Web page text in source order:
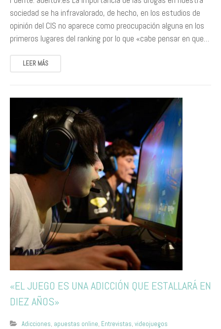
sociedad se ha infravalorado, de hecho, en los estudios de
opinión del CIS no aparece como preocupación alguna en los
primeros lugares del ranking por lo que «cabe pensar en que…
LEER MÁS
«EL JUEGO ES UNA ADICCIÓN QUE ESTALLARÁ EN
DIEZ AÑOS»
Adicciones, apuestas online, Entrevistas, videojuegos